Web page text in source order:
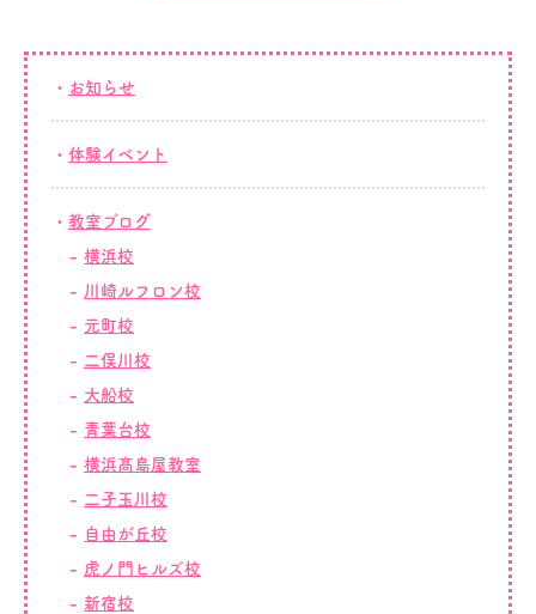
お知らせ
体験イベント
教室ブログ
横浜校
川崎ルフロン校
元町校
二俣川校
大船校
青葉台校
横浜髙島屋教室
二子玉川校
自由が丘校
虎ノ門ヒルズ校
新宿校